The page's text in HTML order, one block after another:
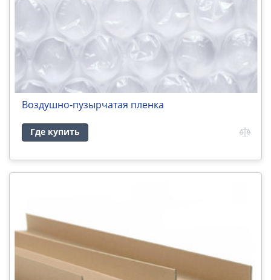
Воздушно-пузырчатая пленка
Где купить